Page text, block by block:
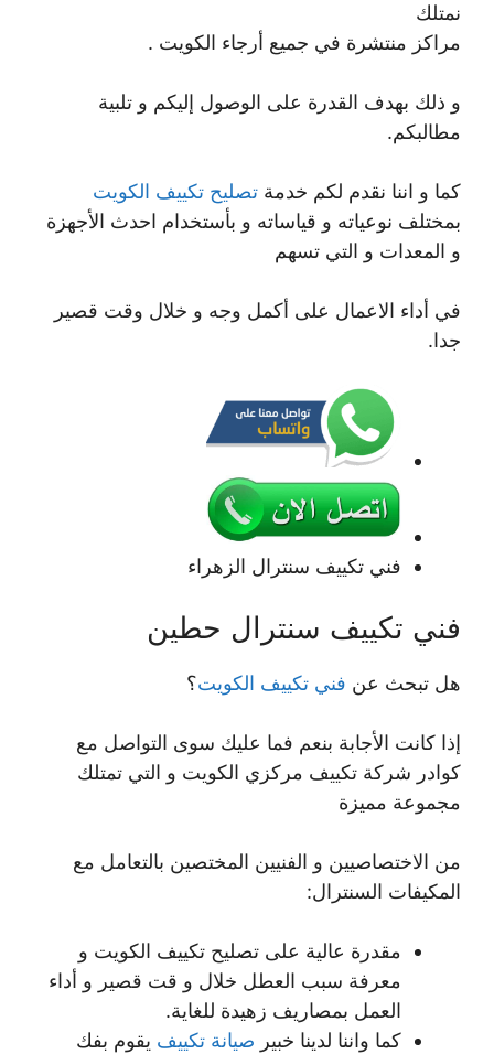
نمتلك
مراكز منتشرة في جميع أرجاء الكويت .
و ذلك بهدف القدرة على الوصول إليكم و تلبية
مطالبكم.
كما و اننا نقدم لكم خدمة تصليح تكييف الكويت
بمختلف نوعياته و قياساته و بأستخدام احدث الأجهزة
و المعدات و التي تسهم
في أداء الاعمال على أكمل وجه و خلال وقت قصير
جدا.
فني تكييف سنترال الزهراء
فني تكييف سنترال حطين
هل تبحث عن فني تكييف الكويت؟
إذا كانت الأجابة بنعم فما عليك سوى التواصل مع
كوادر شركة تكييف مركزي الكويت و التي تمتلك
مجموعة مميزة
من الاختصاصيين و الفنيين المختصين بالتعامل مع
المكيفات السنترال:
مقدرة عالية على تصليح تكييف الكويت و
معرفة سبب العطل خلال و قت قصير و أداء
العمل بمصاريف زهيدة للغاية.
كما واننا لدينا خبير صيانة تكييف يقوم بفك